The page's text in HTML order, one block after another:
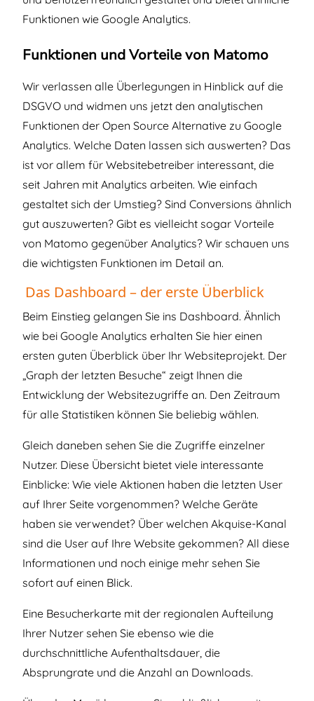
Funktionen wie Google Analytics.
Funktionen und Vorteile von Matomo
Wir verlassen alle Überlegungen in Hinblick auf die
DSGVO und widmen uns jetzt den analytischen
Funktionen der Open Source Alternative zu Google
Analytics. Welche Daten lassen sich auswerten? Das
ist vor allem für Websitebetreiber interessant, die
seit Jahren mit Analytics arbeiten. Wie einfach
gestaltet sich der Umstieg? Sind Conversions ähnlich
gut auszuwerten? Gibt es vielleicht sogar Vorteile
von Matomo gegenüber Analytics? Wir schauen uns
die wichtigsten Funktionen im Detail an.
Das Dashboard – der erste Überblick
Beim Einstieg gelangen Sie ins Dashboard. Ähnlich
wie bei Google Analytics erhalten Sie hier einen
ersten guten Überblick über Ihr Websiteprojekt. Der
„Graph der letzten Besuche“ zeigt Ihnen die
Entwicklung der Websitezugriffe an. Den Zeitraum
für alle Statistiken können Sie beliebig wählen.
Gleich daneben sehen Sie die Zugriffe einzelner
Nutzer. Diese Übersicht bietet viele interessante
Einblicke: Wie viele Aktionen haben die letzten User
auf Ihrer Seite vorgenommen? Welche Geräte
haben sie verwendet? Über welchen Akquise-Kanal
sind die User auf Ihre Website gekommen? All diese
Informationen und noch einige mehr sehen Sie
sofort auf einen Blick.
Eine Besucherkarte mit der regionalen Aufteilung
Ihrer Nutzer sehen Sie ebenso wie die
durchschnittliche Aufenthaltsdauer, die
Absprungrate und die Anzahl an Downloads.